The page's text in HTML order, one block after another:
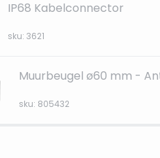
IP68 Kabelconnector
sku: 3621
Muurbeugel ø60 mm -
sku: 805432